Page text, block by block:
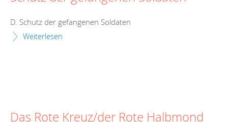
D. Schutz der gefangenen Soldaten
Weiterlesen
Das Rote Kreuz/der Rote Halbmond